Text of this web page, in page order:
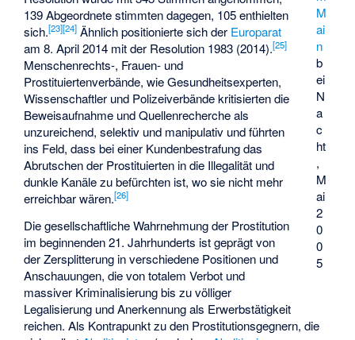
M
ai
n
b
ei
N
a
c
ht
,
M
ai
2
0
0
5
139 Abgeordnete stimmten dagegen, 105 enthielten
sich.[23][24] Ähnlich positionierte sich der Europarat
am 8. April 2014 mit der Resolution 1983 (2014).[25]
Menschenrechts-, Frauen- und
Prostituiertenverbände, wie Gesundheitsexperten,
Wissenschaftler und Polizeiverbände kritisierten die
Beweisaufnahme und Quellenrecherche als
unzureichend, selektiv und manipulativ und führten
ins Feld, dass bei einer Kundenbestrafung das
Abrutschen der Prostituierten in die Illegalität und
dunkle Kanäle zu befürchten ist, wo sie nicht mehr
erreichbar wären.[26]
Die gesellschaftliche Wahrnehmung der Prostitution
im beginnenden 21. Jahrhunderts ist geprägt von
der Zersplitterung in verschiedene Positionen und
Anschauungen, die von totalem Verbot und
massiver Kriminalisierung bis zu völliger
Legalisierung und Anerkennung als Erwerbstätigkeit
reichen. Als Kontrapunkt zu den Prostitutionsgegnern, die